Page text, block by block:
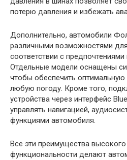
потерю давления и избежать
Дополнительно, автомобили
различными возможностями
соответствии с
Отдельные модели оснащены
чтобы обеспечить оптимальную
любую погоду. Кроме того,
устройства через интерфейс
управлять навигацией,
функциями автомобиля.
Все эти преимущества
функциональности делают